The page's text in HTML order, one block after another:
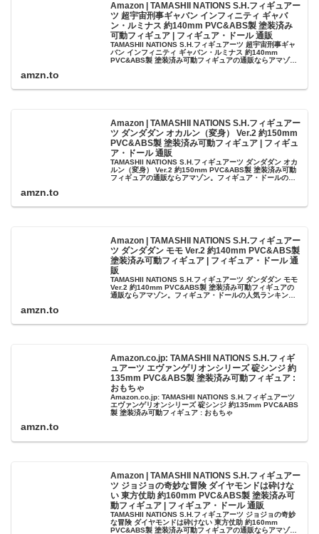
Amazon | TAMASHII NATIONS S.H.フィギュアー
ツ 超宇宙刑事ギャバン インフィニティ ギャバ
ン・ルミナス 約140mm PVC&ABS製 塗装済み
可動フィギュア | フィギュア・ドール 通販
TAMASHII NATIONS S.H.フィギュアーツ 超宇宙刑事ギャ
バン インフィニティ ギャバン・ルミナス 約140mm
PVC&ABS製 塗装済み可動フィギュアの通販ならアマゾ
amzn.to
Amazon | TAMASHII NATIONS S.H.フィギュアー
ツ ダンダダン オカルン（変身） Ver.2 約150mm
PVC&ABS製 塗装済み可動フィギュア | フィギュ
ア・ドール 通販
TAMASHII NATIONS S.H.フィギュアーツ ダンダダン オカ
ルン（変身） Ver.2 約150mm PVC&ABS製 塗装済み可動
フィギュアの通販ならアマゾン。フィギュア・ドールの人
amzn.to
Amazon | TAMASHII NATIONS S.H.フィギュアー
ツ ダンダダン モモ Ver.2 約140mm PVC&ABS製
塗装済み可動フィギュア | フィギュア・ドール 通
販
TAMASHII NATIONS S.H.フィギュアーツ ダンダダン モモ
Ver.2 約140mm PVC&ABS製 塗装済み可動フィギュアの
通販ならアマゾン。フィギュア・ドールの人気ランキン
amzn.to
Amazon.co.jp: TAMASHII NATIONS S.H.フィギ
ュアーツ エヴァンゲリオンシリーズ 碇シンジ 約
135mm PVC&ABS製 塗装済み可動フィギュア :
おもちゃ
Amazon.co.jp: TAMASHII NATIONS S.H.フィギュアーツ
エヴァンゲリオンシリーズ 碇シンジ 約135mm PVC&ABS
製 塗装済み可動フィギュア : おもちゃ
amzn.to
Amazon | TAMASHII NATIONS S.H.フィギュアー
ツ ジョジョの奇妙な冒険 ダイヤモンドは砕けな
い 東方仗助 約160mm PVC&ABS製 塗装済み可
動フィギュア | フィギュア・ドール 通販
TAMASHII NATIONS S.H.フィギュアーツ ジョジョの奇妙
な冒険 ダイヤモンドは砕けない 東方仗助 約160mm
PVC&ABS製 塗装済み可動フィギュアの通販ならアマゾ